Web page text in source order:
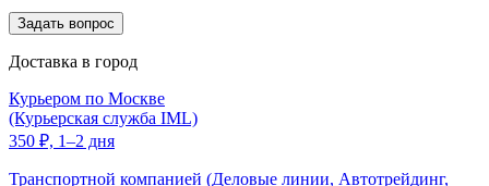
Доставка в город
Курьером по Москве
(Курьерская служба IML)
350 ₽, 1–2 дня
Транспортной компанией (Деловые линии, Автотрейдинг,